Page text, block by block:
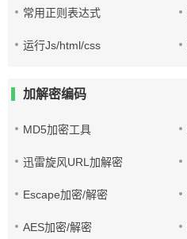
常用正则表达式
运行Js/html/css
加解密编码
MD5加密工具
迅雷旋风URL加解密
Escape加密/解密
AES加密/解密